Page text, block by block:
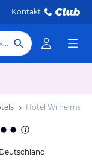
Kontakt
Hotel, Reiseziel
Hotel